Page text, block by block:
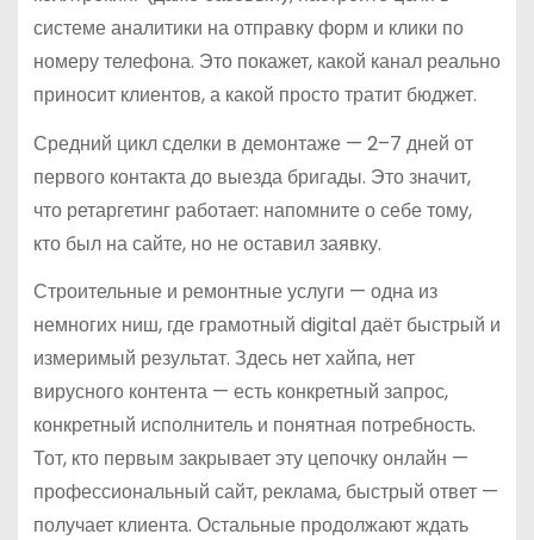
системе аналитики на отправку форм и клики по
номеру телефона. Это покажет, какой канал реально
приносит клиентов, а какой просто тратит бюджет.
Средний цикл сделки в демонтаже — 2–7 дней от
первого контакта до выезда бригады. Это значит,
что ретаргетинг работает: напомните о себе тому,
кто был на сайте, но не оставил заявку.
Строительные и ремонтные услуги — одна из
немногих ниш, где грамотный digital даёт быстрый и
измеримый результат. Здесь нет хайпа, нет
вирусного контента — есть конкретный запрос,
конкретный исполнитель и понятная потребность.
Тот, кто первым закрывает эту цепочку онлайн —
профессиональный сайт, реклама, быстрый ответ —
получает клиента. Остальные продолжают ждать